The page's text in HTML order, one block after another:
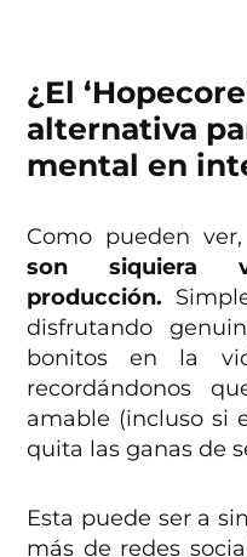
¿El
alternativa
mental en
Como pueden ver,
son siquiera
producción.
disfrutando
bonitos en la
recordándonos
amable (incluso si
quita las ganas de
Esta puede ser a
más de redes